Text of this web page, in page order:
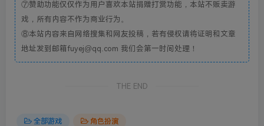
⑦赞助功能仅仅作为用户喜欢本站捐赠打赏功能，本站不贩卖游
戏，所有内容不作为商业行为。
⑧本站内容来自网络搜集和网友投稿，若有侵权请将证明和文章
地址发到邮箱fuyej@qq.com 我们会第一时间处理！
THE END
全部游戏 角色扮演